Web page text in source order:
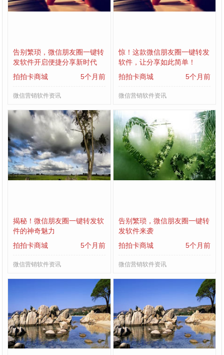
告别繁琐，微信朋友圈一键转
发软件开启便捷分享新时代
拍拍卡商城
5个月前
微信营销软件资讯
惊！这款微信朋友圈一键转发
软件，让分享如此简单！
拍拍卡商城
5个月前
微信营销软件资讯
揭秘！微信朋友圈一键转发软
件的神奇魅力
拍拍卡商城
5个月前
微信营销软件资讯
告别繁琐，微信朋友圈一键转
发软件来袭
拍拍卡商城
5个月前
微信营销软件资讯